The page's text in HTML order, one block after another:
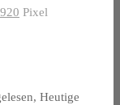
Pixel
Heutige